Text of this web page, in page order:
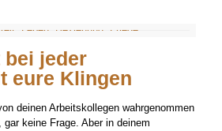
jeder
eure Klingen
deinen Arbeitskollegen wahrgenommen
keine Frage. Aber in deinem